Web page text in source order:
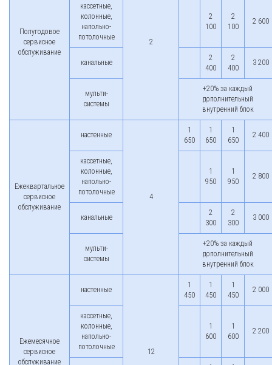
Полугодовое
сервисное
обслуживание
2
кассетные,
колонные,
напольно-
потолочные
2
100
2
100
2 600
канальные
2
400
2
400
3 200
мульти-
системы
+20% за каждый
дополнительный
внутренний блок
Ежеквартальное
сервисное
обслуживание
настенные
4
1
650
1
650
1
650
2 400
кассетные,
колонные,
напольно-
потолочные
1
950
1
950
2 800
канальные
2
300
2
300
3 000
мульти-
системы
+20% за каждый
дополнительный
внутренний блок
Ежемесячное
сервисное
обслуживание
настенные
12
1
450
1
450
1
450
2 000
кассетные,
колонные,
напольно-
потолочные
1
600
1
600
2 200